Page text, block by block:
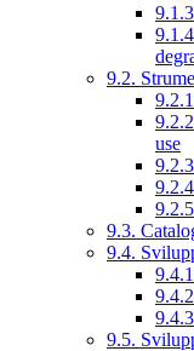
9.2.
use
9.3.
9.4.
9.5.